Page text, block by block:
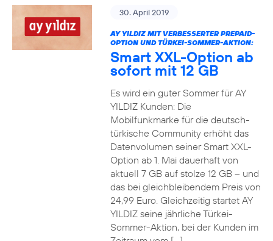
30. April 2019
AY YILDIZ MIT VERBESSERTER PREPAID-
OPTION UND TÜRKEI-SOMMER-AKTION:
Smart XXL-Option ab
sofort mit 12 GB
Es wird ein guter Sommer für AY
YILDIZ Kunden: Die
Mobilfunkmarke für die deutsch-
türkische Community erhöht das
Datenvolumen seiner Smart XXL-
Option ab 1. Mai dauerhaft von
aktuell 7 GB auf stolze 12 GB – und
das bei gleichbleibendem Preis von
24,99 Euro. Gleichzeitig startet AY
YILDIZ seine jährliche Türkei-
Sommer-Aktion, bei der Kunden im